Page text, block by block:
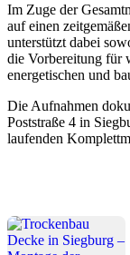
Im Zuge der
auf einen
unterstützt dabei
die Vorbereitung für
energetischen und
Die Aufnahmen
Poststraße 4 in
laufenden